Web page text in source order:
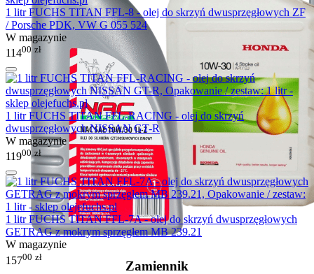
Zamiennik
1 litr FUCHS TITAN FFL-8 - olej do skrzyń dwusprzęgłowych ZF
/ Porsche PDK, VW G 055 524
W magazynie
11400 zł
1 litr FUCHS TITAN FFL-RACING - olej do skrzyń
dwusprzęgłowych NISSAN GT-R
W magazynie
11900 zł
1 litr FUCHS TITAN FFL-7A - olej do skrzyń dwusprzęgłowych
GETRAG z mokrym sprzęgłem MB 239.21
W magazynie
15700 zł